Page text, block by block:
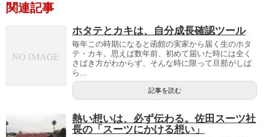
関連記事
ホタテとカキは、自分成長確認ツール
毎年この時期になると函館の実家から届く生のホタ
テ・カキ。思えば数年前、初めて届いた時には全く
さばき方がわからず、そんな時に限って旦那がしば
ら...
記事を読む
熱い想いは、必ず伝わる。佐田スーツ社
長の「スーツにかける想い」